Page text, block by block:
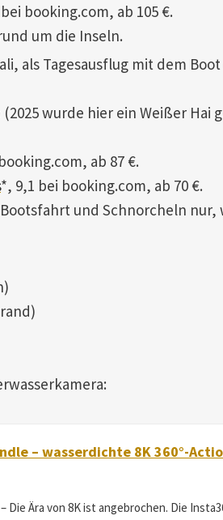
booking.com, ab 105 €.
um die Inseln.
als Tagesausflug mit dem
wurde hier ein Weißer Hai
ab 87 €.
*, 9,1 bei booking.com, ab 70 €.
und Schnorcheln nur,
– wasserdichte 8K 360°-
– Die Ära von 8K ist angebrochen. Die